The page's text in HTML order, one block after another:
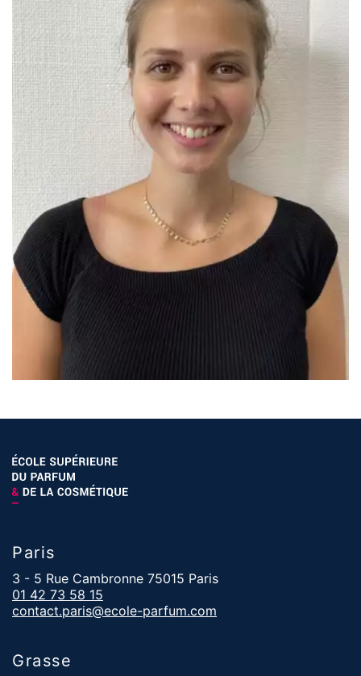
Paris
3 - 5 Rue Cambronne 75015 Paris
01 42 73 58 15
contact.paris@ecole-parfum.com
Grasse